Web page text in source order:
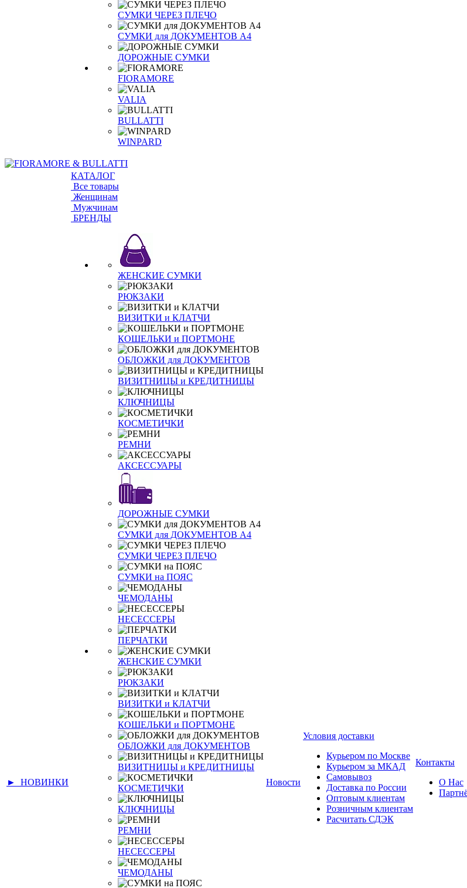
СУМКИ ЧЕРЕЗ ПЛЕЧО
СУМКИ для ДОКУМЕНТОВ А4
ДОРОЖНЫЕ СУМКИ
FIORAMORE
VALIA
BULLATTI
WINPARD
► НОВИНКИ
КАТАЛОГ
Все товары
Женщинам
Мужчинам
БРЕНДЫ
ЖЕНСКИЕ СУМКИ
РЮКЗАКИ
ВИЗИТКИ и КЛАТЧИ
КОШЕЛЬКИ и ПОРТМОНЕ
ОБЛОЖКИ для ДОКУМЕНТОВ
ВИЗИТНИЦЫ и КРЕДИТНИЦЫ
КЛЮЧНИЦЫ
КОСМЕТИЧКИ
РЕМНИ
АКСЕССУАРЫ
ДОРОЖНЫЕ СУМКИ
СУМКИ для ДОКУМЕНТОВ А4
СУМКИ ЧЕРЕЗ ПЛЕЧО
СУМКИ на ПОЯС
ЧЕМОДАНЫ
НЕСЕССЕРЫ
ПЕРЧАТКИ
ЖЕНСКИЕ СУМКИ
РЮКЗАКИ
ВИЗИТКИ и КЛАТЧИ
КОШЕЛЬКИ и ПОРТМОНЕ
ОБЛОЖКИ для ДОКУМЕНТОВ
ВИЗИТНИЦЫ и КРЕДИТНИЦЫ
КОСМЕТИЧКИ
КЛЮЧНИЦЫ
РЕМНИ
НЕСЕССЕРЫ
ЧЕМОДАНЫ
Новости
Условия доставки
Курьером по Москве
Курьером за МКАД
Самовывоз
Доставка по России
Оптовым клиентам
Розничным клиентам
Расчитать СДЭК
Контакты
О Нас